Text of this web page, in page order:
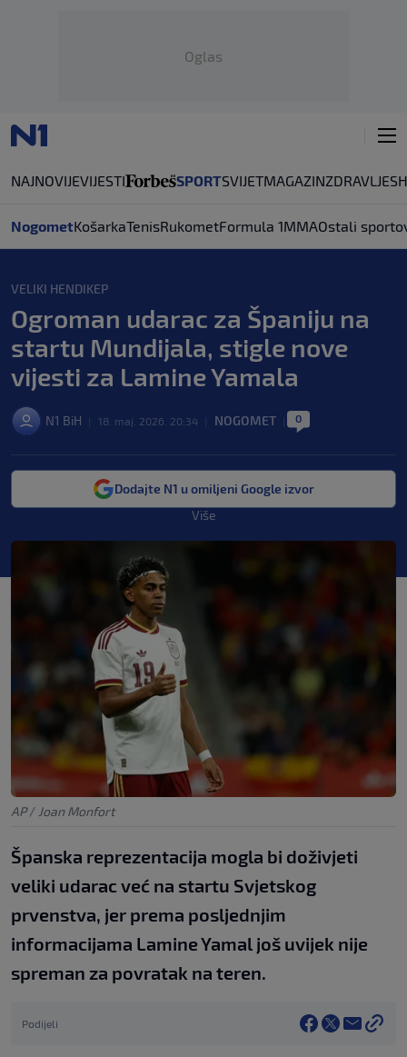
Oglas
NAJNOVIJEVIJESTI SPORTSVIJETMAGAZINZDRAVLJE
NogometKošarkaTenisRukometFormula 1MMAOstali
VELIKI HENDIKEP
Ogroman udarac za Španiju na
startu Mundijala, stigle nove
vijesti za Lamine Yamala
N1 BiH 18. maj. 2026. 20:34 NOGOMET 0
Dodajte N1 u omiljeni Google izvor
Više
AP / Joan Monfort
Španska reprezentacija mogla bi doživjeti
veliki udarac već na startu Svjetskog
prvenstva, jer prema posljednjim
informacijama Lamine Yamal još uvijek nije
spreman za povratak na teren.
Podijeli